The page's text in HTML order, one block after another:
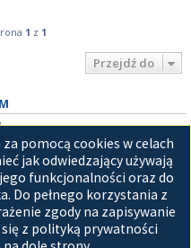
1 z 1
Przejdź do
pomocą cookies w celach
jak odwiedzający używają
funkcjonalności oraz do
Do pełnego korzystania z
zgody na zapisywanie
z polityką prywatności